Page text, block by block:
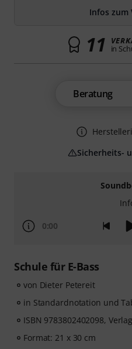
0:00
Schule für E-Bass
von Dieter Petereit
in Standardnotation und
ISBN 9783802402098,
Format: 21 x 30 cm
Infos zum
11 in
Beratung
Sicherheits-